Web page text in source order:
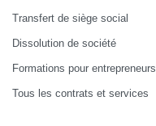
Transfert de siège social
Dissolution de société
Formations pour entrepreneurs
Tous les contrats et services